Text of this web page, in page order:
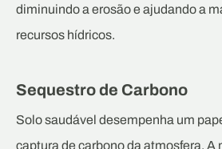
diminuindo a erosão e ajudando a
recursos hídricos.
Sequestro de Carbono
Solo saudável desempenha um
captura de carbono da atmosfera. A